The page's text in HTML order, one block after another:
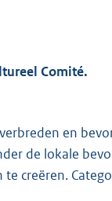
Comité.
en
de lokale
creëren.